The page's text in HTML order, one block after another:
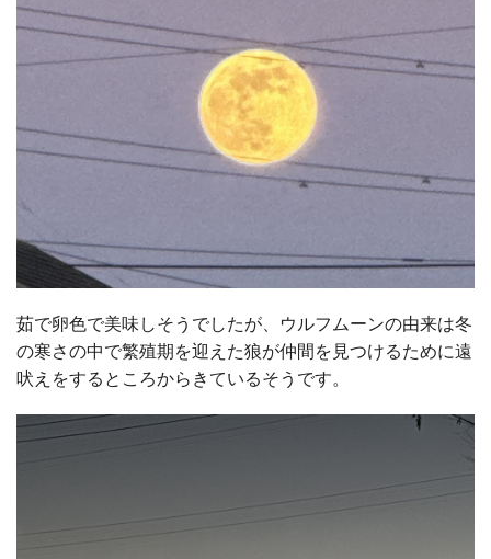
茹で卵色で美味しそうでしたが、ウルフムーンの由来は冬
の寒さの中で繁殖期を迎えた狼が仲間を見つけるために遠
吠えをするところからきているそうです。